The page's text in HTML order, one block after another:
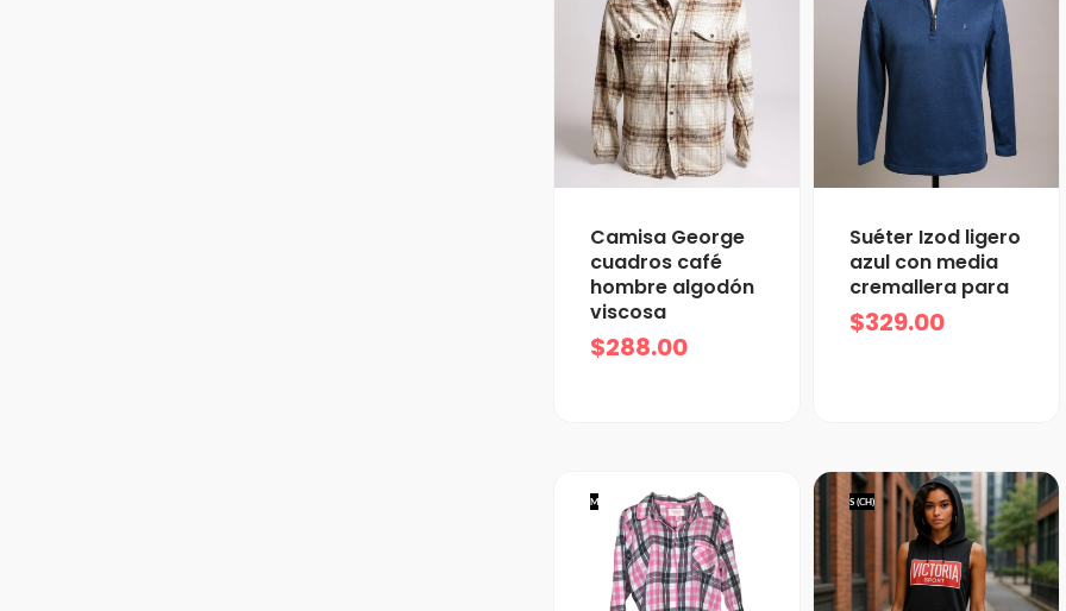
Camisa George
cuadros café
hombre algodón
viscosa
$288.00
Suéter Izod ligero
azul con media
cremallera para
$329.00
M S (CH)